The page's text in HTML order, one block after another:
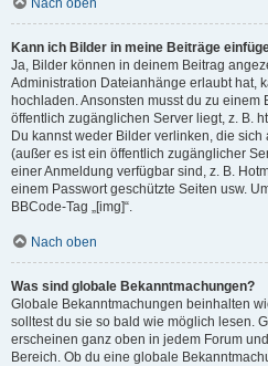
Nach oben
Kann ich Bilder in meine Beiträge
Ja, Bilder können in deinem Beitrag
Administration Dateianhänge erlaubt hat,
hochladen. Ansonsten musst du zu
öffentlich zugänglichen Server liegt, z. B.
Du kannst weder Bilder verlinken, die
(außer es ist ein öffentlich zugänglicher
einer Anmeldung verfügbar sind, z. B.
einem Passwort geschützte Seiten usw.
BBCode-Tag „[img]“.
Nach oben
Was sind globale Bekanntmachungen?
Globale Bekanntmachungen beinhalten
solltest du sie so bald wie möglich lesen.
erscheinen ganz oben in jedem Forum
Bereich. Ob du eine globale